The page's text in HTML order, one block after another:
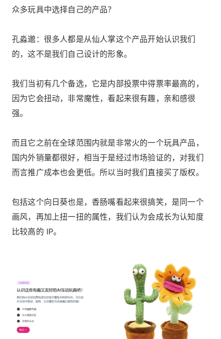
众多玩具中选择自己的产品？
孔淼邈：很多人都是从仙人掌这个产品开始认识我们
的，这不是我们自己设计的形象。
我们当初有几个备选，它是内部投票中得票率最高的，
因为它会扭动，非常魔性，看起来很有趣，亲和感很
强。
而且它之前在全球范围内就是非常火的一个玩具产品，
国内外销量都很好，相当于是经过市场验证的，对我们
而言推广成本也会更低。所以当时我们直接买了版权。
包括这个向日葵也是，香肠嘴看起来很搞笑，是同一个
画风，再加上扭一扭的属性，我们认为会成长为认知度
比较高的 IP。